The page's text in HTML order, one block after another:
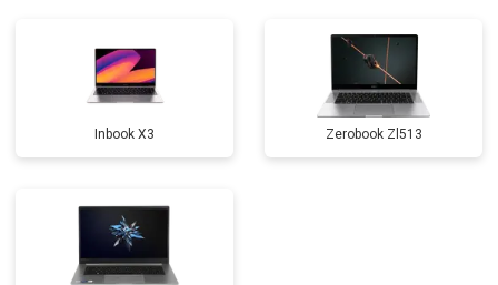
Inbook X3 Zerobook Zl513